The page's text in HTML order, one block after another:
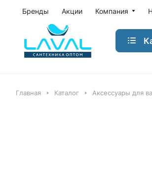
Бренды Акции Компания
Главная Каталог Аксессуары для